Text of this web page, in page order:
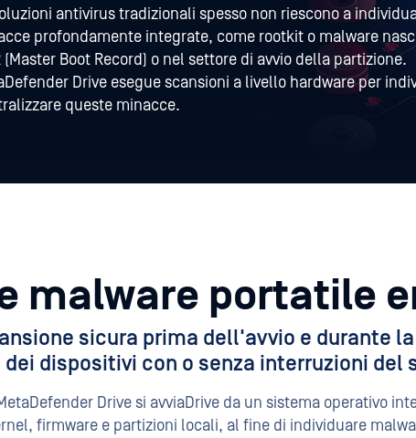
antivirus tradizionali spesso non riescono a
profondamente integrate, come rootkit o malware
(Master Boot Record) o nel settore di avvio della partizione.
Drive esegue scansioni a livello hardware per
queste minacce.
malware portatile
sicura prima dell'avvio e durante
dispositivi con o senza interruzioni del
Drive si avviaDrive da un sistema operativo
firmware e partizioni locali, al fine di individuare